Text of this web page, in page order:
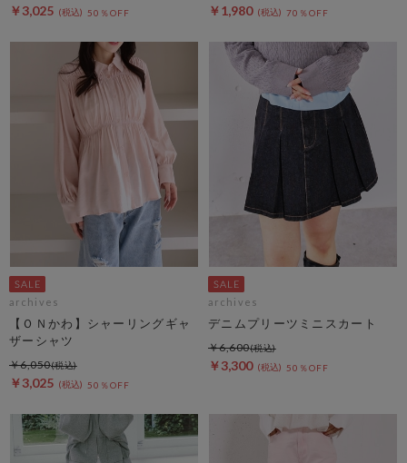
￥3,025 50％OFF ￥1,980 70％OFF
archives
【ＯＮかわ】シャーリングギャ
ザーシャツ
￥3,025 50％OFF
￥6,050
archives
デニムプリーツミニスカート
￥3,300 50％OFF
￥6,600